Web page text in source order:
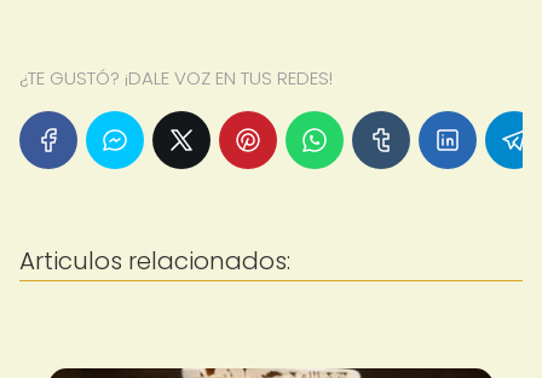
¿TE GUSTÓ? ¡DALE VOZ EN TUS REDES!
Articulos relacionados: